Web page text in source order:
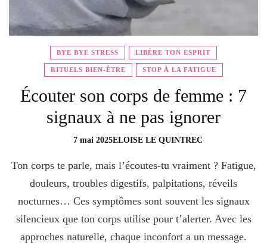
BYE BYE STRESS LIBÈRE TON ESPRIT
RITUELS BIEN-ÊTRE STOP À LA FATIGUE
Écouter son corps de femme : 7
signaux à ne pas ignorer
ELOISE LE QUINTREC
7 mai 2025
Ton corps te parle, mais l’écoutes-tu vraiment ? Fatigue,
douleurs, troubles digestifs, palpitations, réveils
nocturnes… Ces symptômes sont souvent les signaux
silencieux que ton corps utilise pour t’alerter. Avec les
approches naturelle, chaque inconfort a un message.